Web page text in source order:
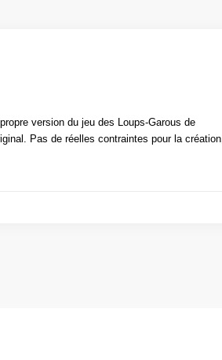
version du jeu des Loups-Garous de
Pas de réelles contraintes pour la création,